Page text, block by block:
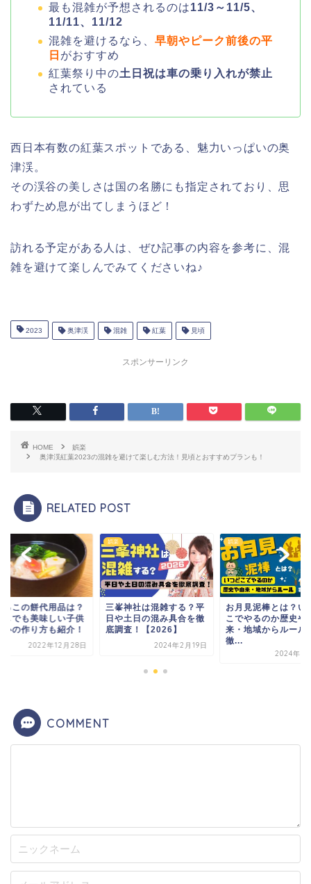
最も混雑が予想されるのは11/3～11/5、
11/11、11/12
混雑を避けるなら、 早朝やピーク前後の平
日 がおすすめ
紅葉祭り中の土日祝は車の乗り入れが禁止
されている
西日本有数の紅葉スポットである、魅力いっぱいの奥
津渓。
その渓谷の美しさは国の名勝にも指定されており、思
わずため息が出てしまうほど！
訪れる予定がある人は、ぜひ記事の内容を参考に、混
雑を避けて楽しんでみてくださいね♪
2023 奥津渓 混雑 紅葉 見頃
スポンサーリンク
HOME
娯楽
奥津渓紅葉2023の混雑を避けて楽しむ方法！見頃とおすすめプランも！
RELATED POST
るこの餅代用品は？
しでも美味しい子供
心の作り方も紹介！
2022年12月28日
娯楽
三峯神社は混雑する？平
日や土日の混み具合を徹
底調査！【2026】
2024年2月19日
娯楽
お月見泥棒とは？い
こでやるのか歴史や
来・地域からルール
徹...
2024年9
COMMENT